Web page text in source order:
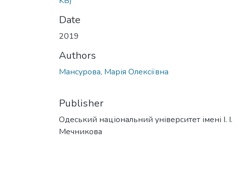
Date
2019
Authors
Мансурова, Марія Олексіївна
Publisher
Одеський національний університет імені І. І.
Мечникова